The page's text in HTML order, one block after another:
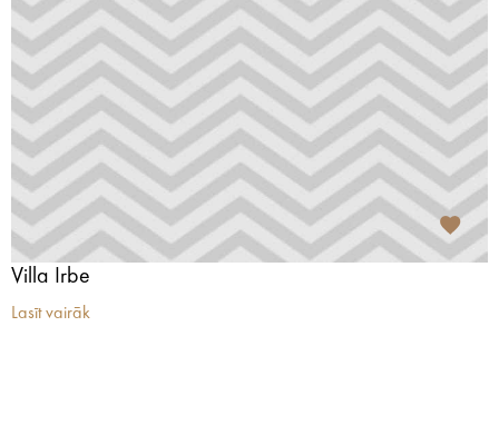
Villa Irbe
Lasīt vairāk